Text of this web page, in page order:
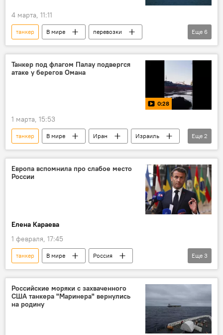
4 марта, 11:11
танкер В мире
перевозки
грузоперевозки
Украина
Россия
диверсия
энергетика
Средиземное море
Еще 6
Танкер под флагом Палау подвергся
атаке у берегов Омана
0:28
1 марта, 15:53
танкер В мире Иран
Израиль
Удары США и Израиля по Ирану
США
Еще 2
Европа вспомнила про слабое место
России
Елена Караева
1 февраля, 17:45
танкер В мире
Россия
Франция
Эммануэль Макрон
Политика
Еще 3
Российские моряки с захваченного
США танкера "Маринера" вернулись
на родину